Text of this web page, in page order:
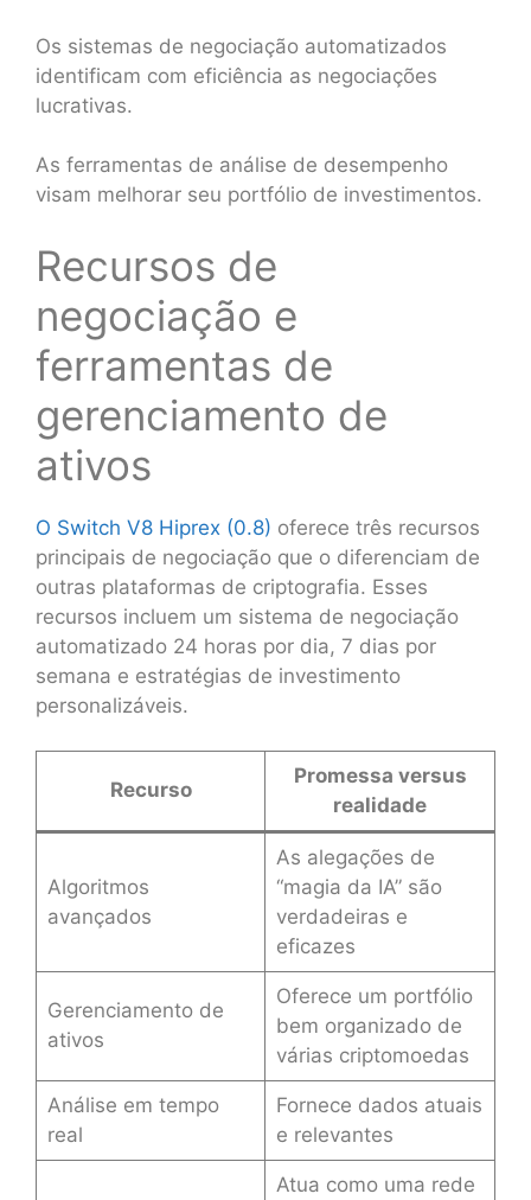
Os sistemas de negociação automatizados
identificam com eficiência as negociações
lucrativas.
As ferramentas de análise de desempenho
visam melhorar seu portfólio de investimentos.
Recursos de
negociação e
ferramentas de
gerenciamento de
ativos
O Switch V8 Hiprex (0.8) oferece três recursos
principais de negociação que o diferenciam de
outras plataformas de criptografia. Esses
recursos incluem um sistema de negociação
automatizado 24 horas por dia, 7 dias por
semana e estratégias de investimento
personalizáveis.
Recurso
Promessa versus
realidade
Algoritmos
avançados
As alegações de
“magia da IA” são
verdadeiras e
eficazes
Gerenciamento de
ativos
Oferece um portfólio
bem organizado de
várias criptomoedas
Análise em tempo
real
Fornece dados atuais
e relevantes
Atua como uma rede